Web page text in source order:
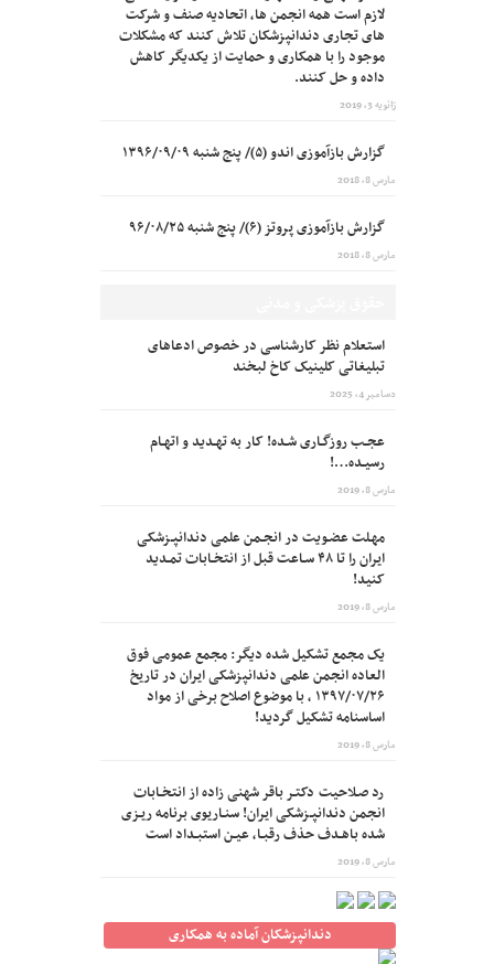
لازم است همه انجمن ها، اتحادیه صنف و شرکت
های تجاری دندانپزشکان تلاش کنند که مشکلات
موجود را با همکاری و حمایت از یکدیگر کاهش
داده و حل کنند.
ژانویه 3, 2019
گزارش بازآموزی اندو (۵)/ پنج شنبه ۱۳۹۶/۰۹/۰۹
مارس 8, 2018
گزارش بازآموزی پروتز (۶)/ پنج شنبه ۹۶/۰۸/۲۵
مارس 8, 2018
استعلام نظر کارشناسی در خصوص ادعاهای
تبلیغاتی کلینیک کاخ لبخند
دسامبر 4, 2025
عجـب روزگـاری شـده! کار به تهـدید و اتهـام
رسیـده…!
مارس 8, 2019
مهـلت عضـویت در انجـمن علمی دندانپـزشکی
ایران را تا ۴۸ سـاعت قبل از انتخـابات تمـدید
کنید!
مارس 8, 2019
یک مجمع تشکیل شده دیگر: مجمع عمومی فوق
العاده انجمن علمی دندانپزشکی ایران در تاریخ
۱۳۹۷/۰۷/۲۶ ، با موضوع اصلاح برخی از مواد
اساسنامه تشکیل گردید!
مارس 8, 2019
رد صـلاحیت دکتـر باقر شهنی زاده از انتخـابات
انجمن دندانپـزشکی ایران! سنـاریوی برنامه ریـزی
شده باهـدف حذف رقبـا، عیـن استبـداد است
مارس 8, 2019
دندانپزشکان آماده به همکاری